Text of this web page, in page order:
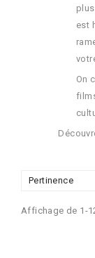
est
On
Pertinence
Affichage de 1-